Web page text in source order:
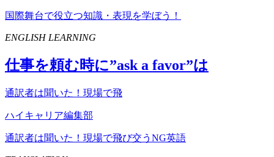
国際舞台で役立つ知識・表現を学ぼう！
ENGLISH LEARNING
仕事を頼む時に”ask a favor”は
通訳者は聞いた！現場で飛
ハイキャリア編集部
通訳者は聞いた！現場で飛び交うNG英語